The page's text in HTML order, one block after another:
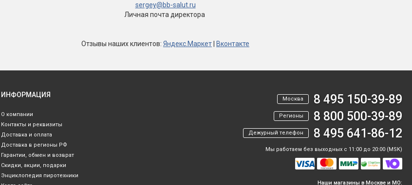
sergey@bb-salut.ru
Личная почта директора
Отзывы наших клиентов: Яндекс.Маркет Вконтакте
ИНФОРМАЦИЯ
О компании
Контакты и реквизиты
Доставка и оплата
Доставка в регионы РФ
Гарантии, обмен и возврат
Скидки, акции, подарки
Энциклопедия пиротехники
Москва 8 495 150-39-89
Регионы 8 800 500-39-89
Дежурный телефон 8 495 641-86-12
Мы работаем без выходных с 11:00 до 20:00 (MSK)
Наши магазины в Москве и МО: